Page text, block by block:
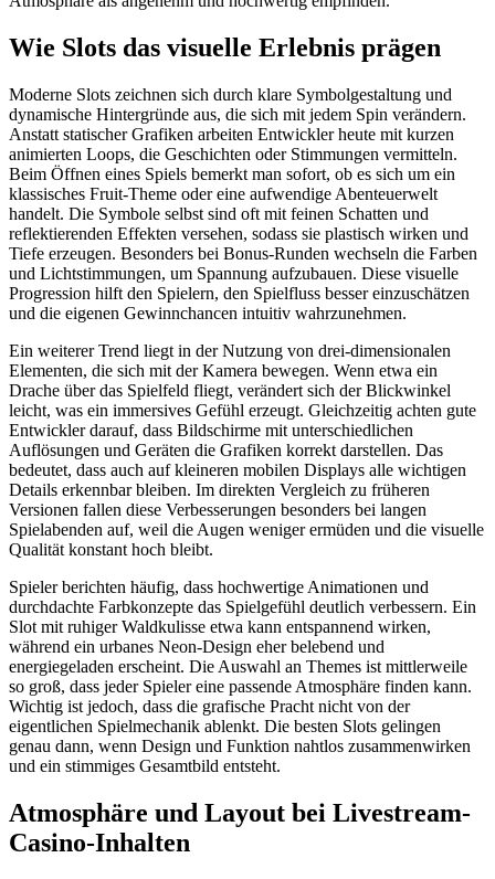
Wie Slots das visuelle Erlebnis prägen
Moderne Slots zeichnen sich durch klare Symbolgestaltung und
dynamische Hintergründe aus, die sich mit jedem Spin verändern.
Anstatt statischer Grafiken arbeiten Entwickler heute mit kurzen
animierten Loops, die Geschichten oder Stimmungen vermitteln.
Beim Öffnen eines Spiels bemerkt man sofort, ob es sich um ein
klassisches Fruit-Theme oder eine aufwendige Abenteuerwelt
handelt. Die Symbole selbst sind oft mit feinen Schatten und
reflektierenden Effekten versehen, sodass sie plastisch wirken und
Tiefe erzeugen. Besonders bei Bonus-Runden wechseln die Farben
und Lichtstimmungen, um Spannung aufzubauen. Diese visuelle
Progression hilft den Spielern, den Spielfluss besser einzuschätzen
und die eigenen Gewinnchancen intuitiv wahrzunehmen.
Ein weiterer Trend liegt in der Nutzung von drei-dimensionalen
Elementen, die sich mit der Kamera bewegen. Wenn etwa ein
Drache über das Spielfeld fliegt, verändert sich der Blickwinkel
leicht, was ein immersives Gefühl erzeugt. Gleichzeitig achten gute
Entwickler darauf, dass Bildschirme mit unterschiedlichen
Auflösungen und Geräten die Grafiken korrekt darstellen. Das
bedeutet, dass auch auf kleineren mobilen Displays alle wichtigen
Details erkennbar bleiben. Im direkten Vergleich zu früheren
Versionen fallen diese Verbesserungen besonders bei langen
Spielabenden auf, weil die Augen weniger ermüden und die visuelle
Qualität konstant hoch bleibt.
Spieler berichten häufig, dass hochwertige Animationen und
durchdachte Farbkonzepte das Spielgefühl deutlich verbessern. Ein
Slot mit ruhiger Waldkulisse etwa kann entspannend wirken,
während ein urbanes Neon-Design eher belebend und
energiegeladen erscheint. Die Auswahl an Themes ist mittlerweile
so groß, dass jeder Spieler eine passende Atmosphäre finden kann.
Wichtig ist jedoch, dass die grafische Pracht nicht von der
eigentlichen Spielmechanik ablenkt. Die besten Slots gelingen
genau dann, wenn Design und Funktion nahtlos zusammenwirken
und ein stimmiges Gesamtbild entsteht.
Atmosphäre und Layout bei Livestream-
Casino-Inhalten